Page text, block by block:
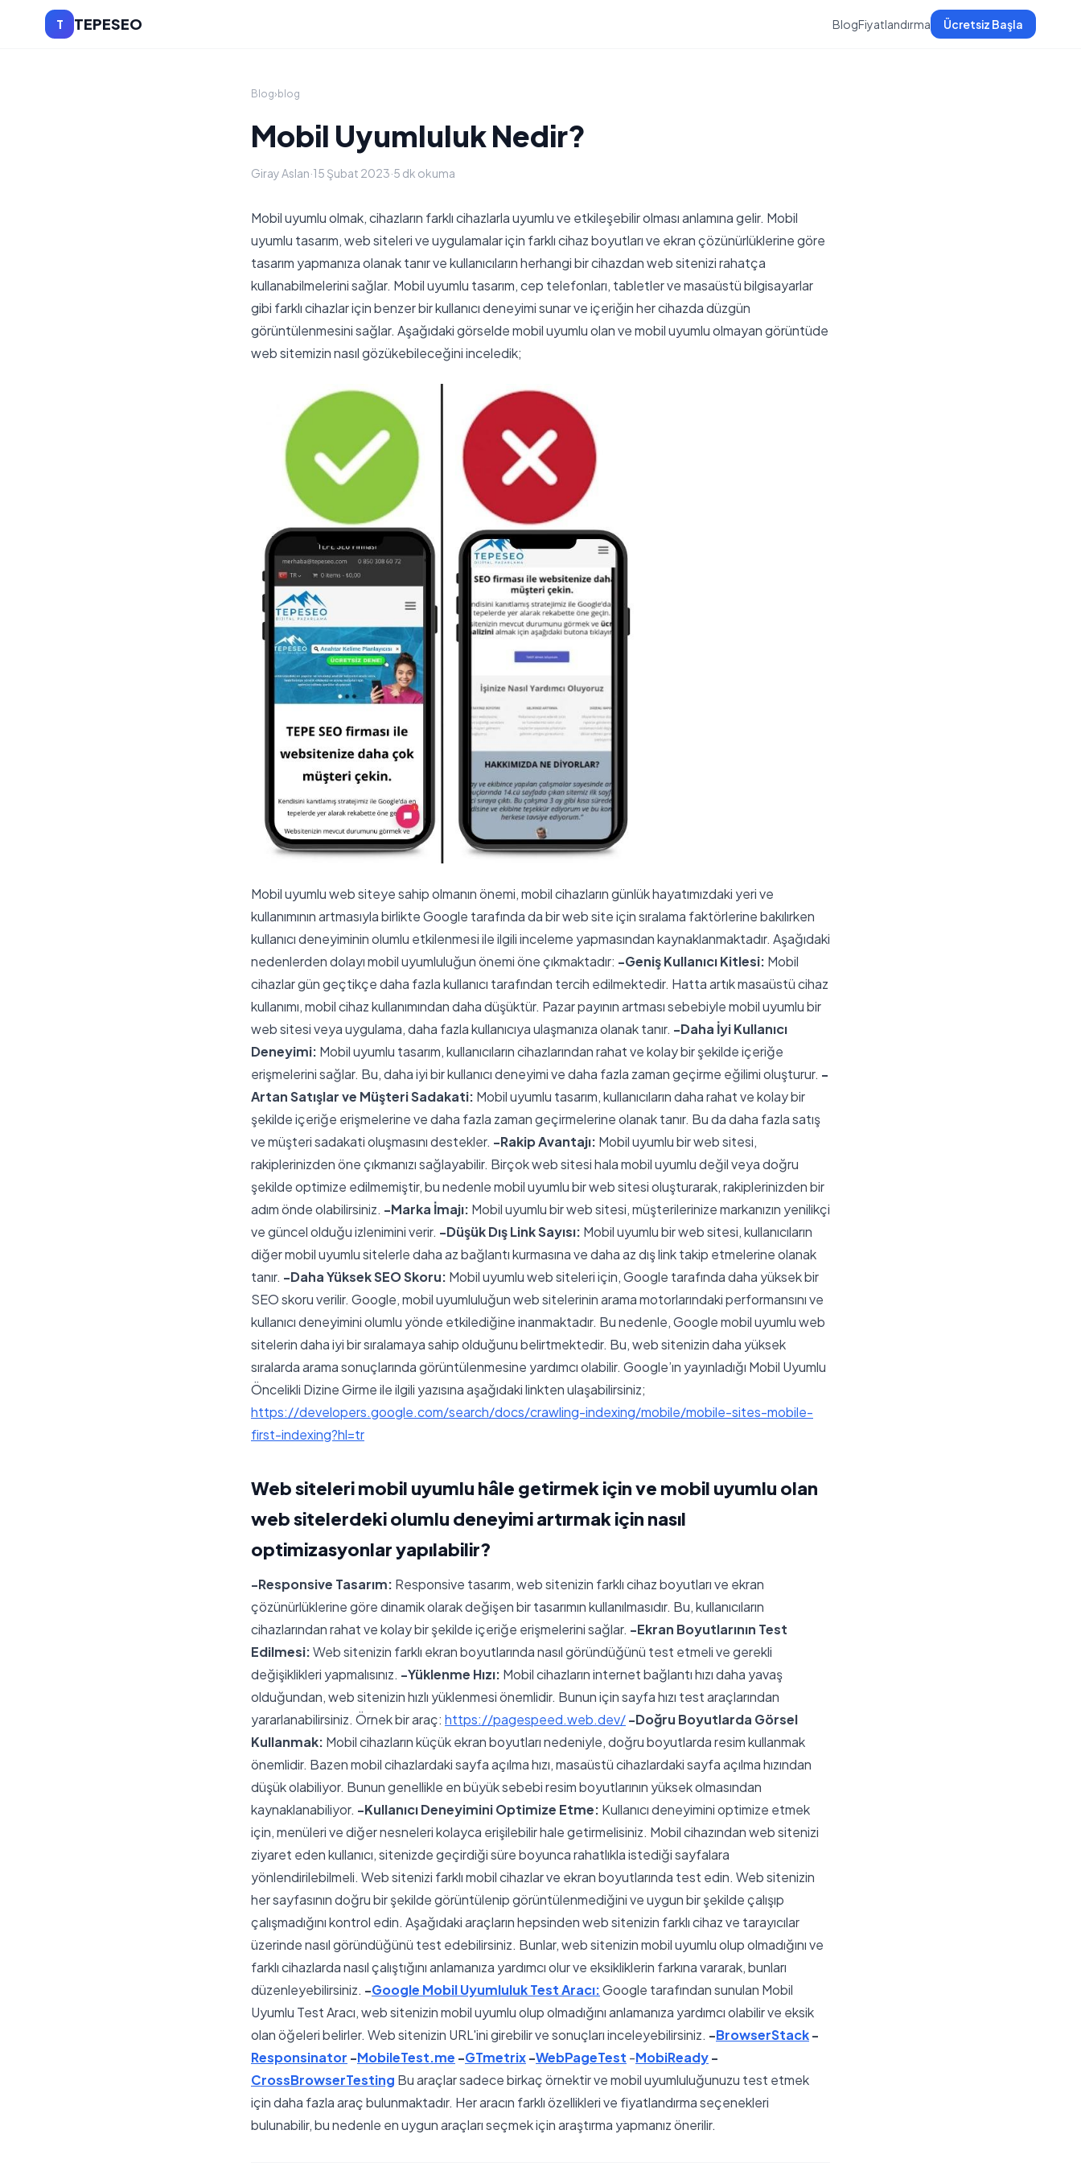
T TEPESEO BlogFiyatlandırma Ücretsiz Başla
Blog› blog
Mobil Uyumluluk Nedir?
Giray Aslan·15 Şubat 2023·5 dk okuma
Mobil uyumlu olmak, cihazların farklı cihazlarla uyumlu ve etkileşebilir olması anlamına gelir. Mobil
uyumlu tasarım, web siteleri ve uygulamalar için farklı cihaz boyutları ve ekran çözünürlüklerine göre
tasarım yapmanıza olanak tanır ve kullanıcıların herhangi bir cihazdan web sitenizi rahatça
kullanabilmelerini sağlar. Mobil uyumlu tasarım, cep telefonları, tabletler ve masaüstü bilgisayarlar
gibi farklı cihazlar için benzer bir kullanıcı deneyimi sunar ve içeriğin her cihazda düzgün
görüntülenmesini sağlar. Aşağıdaki görselde mobil uyumlu olan ve mobil uyumlu olmayan görüntüde
web sitemizin nasıl gözükebileceğini inceledik;
Mobil uyumlu web siteye sahip olmanın önemi, mobil cihazların günlük hayatımızdaki yeri ve
kullanımının artmasıyla birlikte Google tarafında da bir web site için sıralama faktörlerine bakılırken
kullanıcı deneyiminin olumlu etkilenmesi ile ilgili inceleme yapmasından kaynaklanmaktadır. Aşağıdaki
nedenlerden dolayı mobil uyumluluğun önemi öne çıkmaktadır: -Geniş Kullanıcı Kitlesi: Mobil
cihazlar gün geçtikçe daha fazla kullanıcı tarafından tercih edilmektedir. Hatta artık masaüstü cihaz
kullanımı, mobil cihaz kullanımından daha düşüktür. Pazar payının artması sebebiyle mobil uyumlu bir
web sitesi veya uygulama, daha fazla kullanıcıya ulaşmanıza olanak tanır. -Daha İyi Kullanıcı
Deneyimi: Mobil uyumlu tasarım, kullanıcıların cihazlarından rahat ve kolay bir şekilde içeriğe
erişmelerini sağlar. Bu, daha iyi bir kullanıcı deneyimi ve daha fazla zaman geçirme eğilimi oluşturur. -
Artan Satışlar ve Müşteri Sadakati: Mobil uyumlu tasarım, kullanıcıların daha rahat ve kolay bir
şekilde içeriğe erişmelerine ve daha fazla zaman geçirmelerine olanak tanır. Bu da daha fazla satış
ve müşteri sadakati oluşmasını destekler. -Rakip Avantajı: Mobil uyumlu bir web sitesi,
rakiplerinizden öne çıkmanızı sağlayabilir. Birçok web sitesi hala mobil uyumlu değil veya doğru
şekilde optimize edilmemiştir, bu nedenle mobil uyumlu bir web sitesi oluşturarak, rakiplerinizden bir
adım önde olabilirsiniz. -Marka İmajı: Mobil uyumlu bir web sitesi, müşterilerinize markanızın yenilikçi
ve güncel olduğu izlenimini verir. -Düşük Dış Link Sayısı: Mobil uyumlu bir web sitesi, kullanıcıların
diğer mobil uyumlu sitelerle daha az bağlantı kurmasına ve daha az dış link takip etmelerine olanak
tanır. -Daha Yüksek SEO Skoru: Mobil uyumlu web siteleri için, Google tarafında daha yüksek bir
SEO skoru verilir. Google, mobil uyumluluğun web sitelerinin arama motorlarındaki performansını ve
kullanıcı deneyimini olumlu yönde etkilediğine inanmaktadır. Bu nedenle, Google mobil uyumlu web
sitelerin daha iyi bir sıralamaya sahip olduğunu belirtmektedir. Bu, web sitenizin daha yüksek
sıralarda arama sonuçlarında görüntülenmesine yardımcı olabilir. Google’ın yayınladığı Mobil Uyumlu
Öncelikli Dizine Girme ile ilgili yazısına aşağıdaki linkten ulaşabilirsiniz;
https://developers.google.com/search/docs/crawling-indexing/mobile/mobile-sites-mobile-
first-indexing?hl=tr
Web siteleri mobil uyumlu hâle getirmek için ve mobil uyumlu olan
web sitelerdeki olumlu deneyimi artırmak için nasıl
optimizasyonlar yapılabilir?
-Responsive Tasarım: Responsive tasarım, web sitenizin farklı cihaz boyutları ve ekran
çözünürlüklerine göre dinamik olarak değişen bir tasarımın kullanılmasıdır. Bu, kullanıcıların
cihazlarından rahat ve kolay bir şekilde içeriğe erişmelerini sağlar. -Ekran Boyutlarının Test
Edilmesi:Web sitenizin farklı ekran boyutlarında nasıl göründüğünü test etmeli ve gerekli
değişiklikleri yapmalısınız. -Yüklenme Hızı: Mobil cihazların internet bağlantı hızı daha yavaş
olduğundan, web sitenizin hızlı yüklenmesi önemlidir. Bunun için sayfa hızı test araçlarından
yararlanabilirsiniz. Örnek bir araç: https://pagespeed.web.dev/-Doğru Boyutlarda Görsel
Kullanmak: Mobil cihazların küçük ekran boyutları nedeniyle, doğru boyutlarda resim kullanmak
önemlidir. Bazen mobil cihazlardaki sayfa açılma hızı, masaüstü cihazlardaki sayfa açılma hızından
düşük olabiliyor. Bunun genellikle en büyük sebebi resim boyutlarının yüksek olmasından
kaynaklanabiliyor. -Kullanıcı Deneyimini Optimize Etme: Kullanıcı deneyimini optimize etmek
için, menüleri ve diğer nesneleri kolayca erişilebilir hale getirmelisiniz. Mobil cihazından web sitenizi
ziyaret eden kullanıcı, sitenizde geçirdiği süre boyunca rahatlıkla istediği sayfalara
yönlendirilebilmeli. Web sitenizi farklı mobil cihazlar ve ekran boyutlarında test edin. Web sitenizin
her sayfasının doğru bir şekilde görüntülenip görüntülenmediğini ve uygun bir şekilde çalışıp
çalışmadığını kontrol edin. Aşağıdaki araçların hepsinden web sitenizin farklı cihaz ve tarayıcılar
üzerinde nasıl göründüğünü test edebilirsiniz. Bunlar, web sitenizin mobil uyumlu olup olmadığını ve
farklı cihazlarda nasıl çalıştığını anlamanıza yardımcı olur ve eksikliklerin farkına vararak, bunları
düzenleyebilirsiniz. -Google Mobil Uyumluluk Test Aracı:Google tarafından sunulan Mobil
Uyumlu Test Aracı, web sitenizin mobil uyumlu olup olmadığını anlamanıza yardımcı olabilir ve eksik
olan öğeleri belirler. Web sitenizin URL'ini girebilir ve sonuçları inceleyebilirsiniz. -BrowserStack-
Responsinator -MobileTest.me -GTmetrix-WebPageTest -MobiReady-
CrossBrowserTesting Bu araçlar sadece birkaç örnektir ve mobil uyumluluğunuzu test etmek
için daha fazla araç bulunmaktadır. Her aracın farklı özellikleri ve fiyatlandırma seçenekleri
bulunabilir, bu nedenle en uygun araçları seçmek için araştırma yapmanız önerilir.